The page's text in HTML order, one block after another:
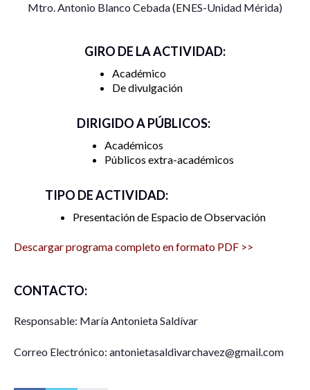
Mtro. Antonio Blanco Cebada (ENES-Unidad Mérida)
GIRO DE LA ACTIVIDAD:
Académico
De divulgación
DIRIGIDO A PÚBLICOS:
Académicos
Públicos extra-académicos
TIPO DE ACTIVIDAD:
Presentación de Espacio de Observación
Descargar programa completo en formato PDF >>
CONTACTO:
Responsable: María Antonieta Saldívar
Correo Electrónico: antonietasaldivarchavez@gmail.com